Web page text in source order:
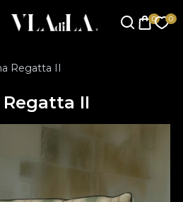
Regatta II
II